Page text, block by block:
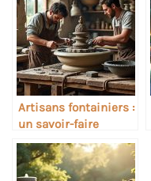
Artisans fontainiers :
un savoir-faire
traditionnel encore
vivant